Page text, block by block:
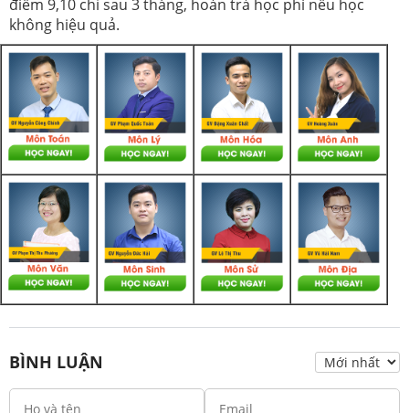
điểm 9,10 chỉ sau 3 tháng, hoàn trả học phí nếu học
không hiệu quả.
BÌNH LUẬN